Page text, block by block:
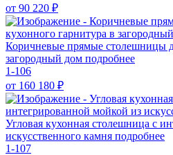
от 90 220 ₽
Коричневые прямые столешницы
загородный дом подробнее
1-106
от 160 180 ₽
Угловая кухонная столешница с
искусственного камня подробнее
1-107